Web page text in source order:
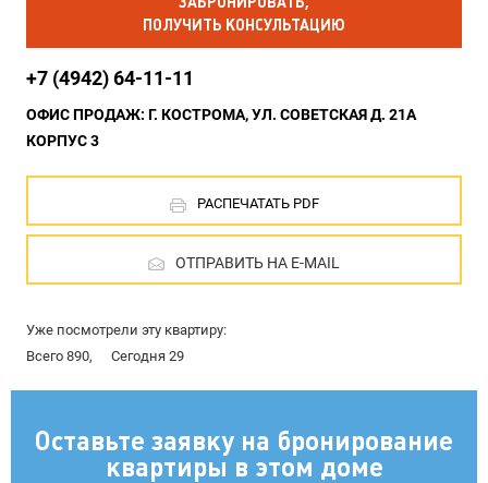
ПОЛУЧИТЬ КОНСУЛЬТАЦИЮ
+7 (4942) 64-11-11
ОФИС ПРОДАЖ: Г. КОСТРОМА, УЛ. СОВЕТСКАЯ Д. 21А
КОРПУС 3
РАСПЕЧАТАТЬ PDF
ОТПРАВИТЬ НА E-MAIL
Уже посмотрели эту квартиру:
Всего 890,
Сегодня 29
Оставьте заявку на бронирование
квартиры в этом доме